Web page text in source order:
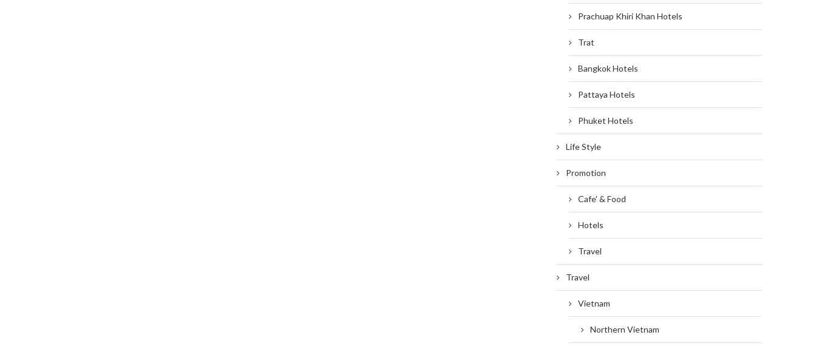
Prachuap Khiri Khan Hotels
Trat
Bangkok Hotels
Pattaya Hotels
Phuket Hotels
Life Style
Promotion
Cafe' & Food
Hotels
Travel
Travel
Vietnam
Northern Vietnam